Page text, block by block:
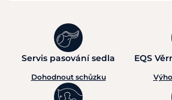
Servis pasování sedla
Dohodnout schůzku
EQS